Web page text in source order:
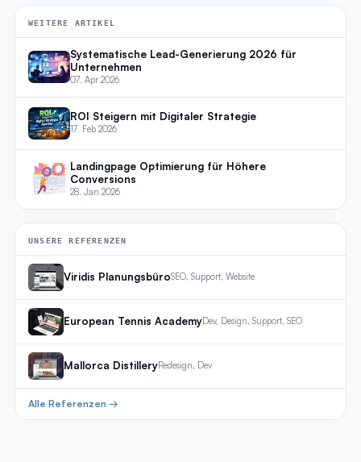
WEITERE ARTIKEL
Systematische Lead-Generierung 2026 für
Unternehmen
07. Apr 2026
ROI Steigern mit Digitaler Strategie
17. Feb 2026
Landingpage Optimierung für Höhere
Conversions
28. Jan 2026
UNSERE REFERENZEN
Viridis PlanungsbüroSEO, Support, Website
European Tennis AcademyDev, Design, Support, SEO
Mallorca DistilleryRedesign, Dev
Alle Referenzen →